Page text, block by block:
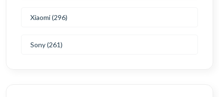
Xiaomi (296)
Sony (261)